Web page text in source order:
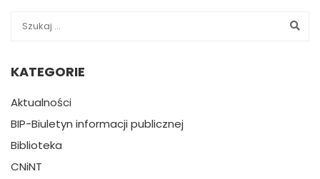
KATEGORIE
Aktualności
BIP-Biuletyn informacji publicznej
Biblioteka
CNiNT